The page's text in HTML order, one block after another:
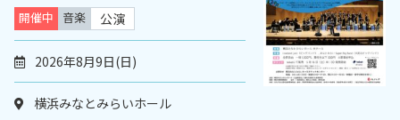
開催中 音楽 公演
2026年8月9日(日)
横浜みなとみらいホール